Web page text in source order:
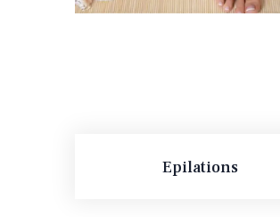
Epilations